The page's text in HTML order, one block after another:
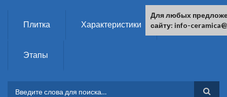
Плитка Характеристики Химия
Этапы
Для любых
сайту: info-